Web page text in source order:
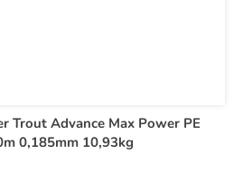
Trout Advance Max Power PE
0,185mm 10,93kg